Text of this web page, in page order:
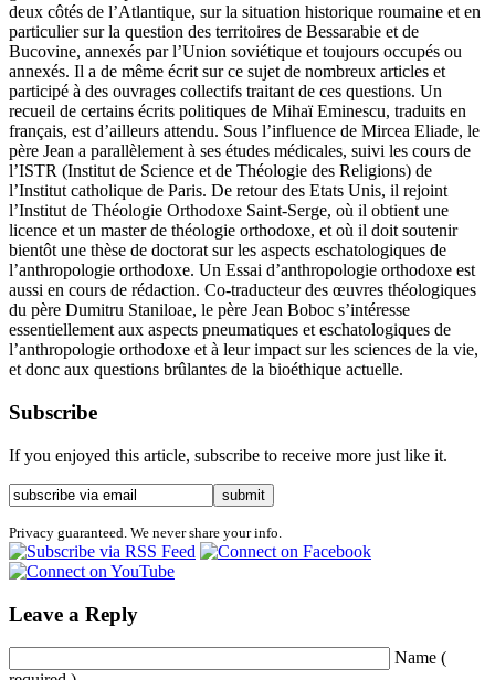
deux côtés de l’Atlantique, sur la situation historique roumaine et en
particulier sur la question des territoires de Bessarabie et de
Bucovine, annexés par l’Union soviétique et toujours occupés ou
annexés. Il a de même écrit sur ce sujet de nombreux articles et
participé à des ouvrages collectifs traitant de ces questions. Un
recueil de certains écrits politiques de Mihaï Eminescu, traduits en
français, est d’ailleurs attendu. Sous l’influence de Mircea Eliade, le
père Jean a parallèlement à ses études médicales, suivi les cours de
l’ISTR (Institut de Science et de Théologie des Religions) de
l’Institut catholique de Paris. De retour des Etats Unis, il rejoint
l’Institut de Théologie Orthodoxe Saint-Serge, où il obtient une
licence et un master de théologie orthodoxe, et où il doit soutenir
bientôt une thèse de doctorat sur les aspects eschatologiques de
l’anthropologie orthodoxe. Un Essai d’anthropologie orthodoxe est
aussi en cours de rédaction. Co-traducteur des œuvres théologiques
du père Dumitru Staniloae, le père Jean Boboc s’intéresse
essentiellement aux aspects pneumatiques et eschatologiques de
l’anthropologie orthodoxe et à leur impact sur les sciences de la vie,
et donc aux questions brûlantes de la bioéthique actuelle.
Subscribe
If you enjoyed this article, subscribe to receive more just like it.
Privacy guaranteed. We never share your info.
Leave a Reply
Name (